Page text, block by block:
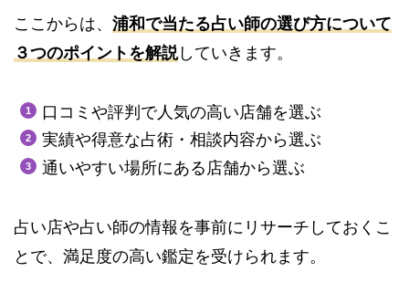
ここからは、 浦和 で当たる占い師の選び方について
３つのポイント を解説していきます。
口コミや評判で人気の高い店舗を選ぶ
実績や得意な占術・相談内容から選ぶ
通いやすい場所にある店舗から選ぶ
占い店や占い師の情報を事前にリサーチしておくこ
とで、満足度の高い鑑定を受けられます。